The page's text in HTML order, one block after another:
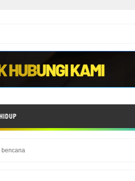
bencana